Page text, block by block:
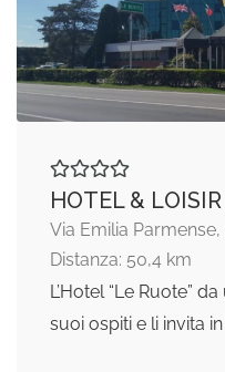
HOTEL &
Via Emilia
Distanza: 50,4 km
L’Hotel “Le Ruote”
suoi ospiti e li invita